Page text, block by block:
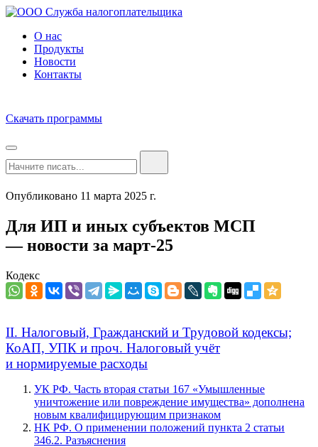
О нас
Продукты
Новости
Контакты
Скачать программы
Опубликовано 11 марта 2025 г.
Для ИП и иных субъектов МСП
— новости за март-25
Кодекс
II. Налоговый, Гражданский и Трудовой кодексы;
КоАП, УПК и проч. Налоговый учёт
и нормируемые расходы
УК РФ. Часть вторая статьи 167 «Умышленные
уничтожение или повреждение имущества» дополнена
новым квалифицирующим признаком
НК РФ. О применении положений пункта 2 статьи
346.2. Разъяснения